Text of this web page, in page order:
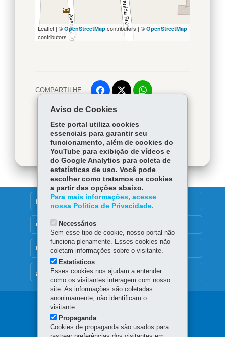
Leaflet | © OpenStreetMap contributors | © OpenStreetMap
contributors
COMPARTILHE: Facebook
Voltar Início
Baixar
MAPA DO SITE
DENUNCIE CORRUPÇÃO
OUVIDORIA
TRANSPARÊNCIA INSTITUCIONAL
Navegação
principal
Aviso de Cookies
Este portal utiliza cookies
essenciais para garantir seu
funcionamento, além de cookies do
YouTube para exibição de vídeos e
do Google Analytics para coleta de
estatísticas de uso. Você pode
escolher como tratamos os cookies
a partir das opções abaixo.
Para mais informações, acesse
nossa Política de Privacidade.
Necessários
Sem esse tipo de cookie, nosso portal não
funciona plenamente. Esses cookies não
coletam informações sobre o visitante.
Estatísticos
Esses cookies nos ajudam a entender
como os visitantes interagem com nosso
site. As informações são coletadas
anonimamente, não identificam o
visitante.
Propaganda
Cookies de propaganda são usados para